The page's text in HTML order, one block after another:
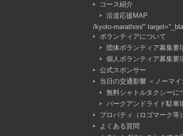
コース紹介
沿道応援MAP
/kyoto-marathon/"
ボランティアについて
団体ボランティア募集要
個人ボランティア募集要
公式スポンサー
当日の交通影響 ＜ノーマ
無料シャトルタクシーに
パークアンドライド駐車
プロパティ（ロゴマーク等
よくある質問